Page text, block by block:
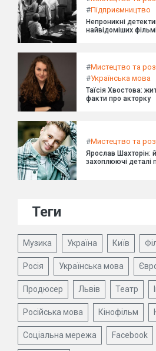
#Підприємництво
Непроникні
найвідоміших
#Мистецтво та
#Українська мова
Таїсія Хвостова:
факти про акторку
#Мистецтво та
Ярослав Шахторін:
захоплюючі деталі
Теги
Музика Україна Київ
Росія Українська мова
Продюсер Львів Театр
Російська мова Кінофільм
Соціальна мережа Facebook